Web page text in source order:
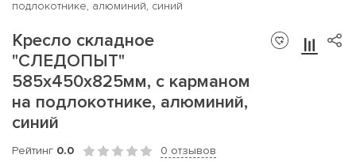
подлокотнике, алюминий, синий
Кресло складное
"СЛЕДОПЫТ"
585х450х825мм, с карманом
на подлокотнике, алюминий,
синий
Рейтинг 0.0 0 отзывов